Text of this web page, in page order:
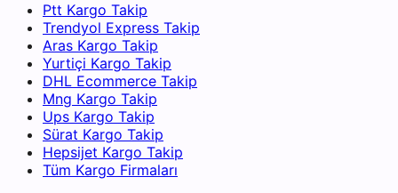
Ptt Kargo Takip
Trendyol Express Takip
Aras Kargo Takip
Yurtiçi Kargo Takip
DHL Ecommerce Takip
Mng Kargo Takip
Ups Kargo Takip
Sürat Kargo Takip
Hepsijet Kargo Takip
Tüm Kargo Firmaları